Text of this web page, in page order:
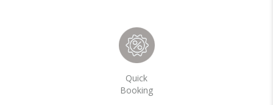
Quick
Booking